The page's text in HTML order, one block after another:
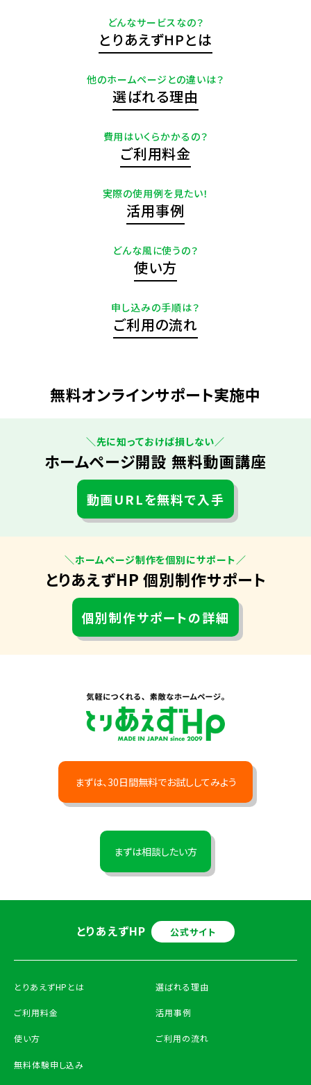
どんなサービスなの？
とりあえずHPとは
他のホームページとの違いは？
選ばれる理由
費用はいくらかかるの？
ご利用料金
実際の使用例を見たい！
活用事例
どんな風に使うの？
使い方
申し込みの手順は？
ご利用の流れ
無料オンラインサポート実施中
＼先に知っておけば損しない／
ホームページ開設 無料動画講座
動画URLを無料で入手
＼ホームページ制作を個別にサポート／
とりあえずHP 個別制作サポート
個別制作サポートの詳細
まずは、30日間無料でお試ししてみよう
まずは相談したい方
とりあえずHP 公式サイト
とりあえずHPとは
ご利用料金
使い方
選ばれる理由
活用事例
ご利用の流れ
無料体験申し込み